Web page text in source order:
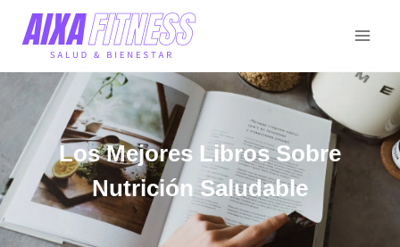
Los Mejores Libros Sobre
Nutrición Saludable